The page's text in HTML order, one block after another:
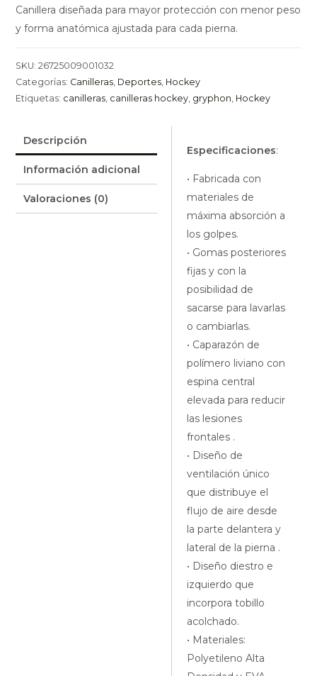
Canillera diseñada para mayor protección con menor peso
y forma anatómica ajustada para cada pierna.
SKU: 26725009001032
Categorías: Canilleras, Deportes, Hockey
Etiquetas: canilleras, canilleras hockey, gryphon, Hockey
Descripción
Información adicional
Valoraciones (0)
Especificaciones:
• Fabricada con
materiales de
máxima absorción a
los golpes.
• Gomas posteriores
fijas y con la
posibilidad de
sacarse para lavarlas
o cambiarlas.
• Caparazón de
polímero liviano con
espina central
elevada para reducir
las lesiones
frontales .
• Diseño de
ventilación único
que distribuye el
flujo de aire desde
la parte delantera y
lateral de la pierna .
• Diseño diestro e
izquierdo que
incorpora tobillo
acolchado.
• Materiales:
Polyetileno Alta